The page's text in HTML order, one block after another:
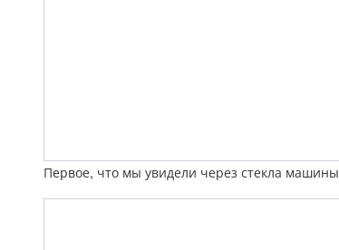
Первое, что мы увидели через стекла машины